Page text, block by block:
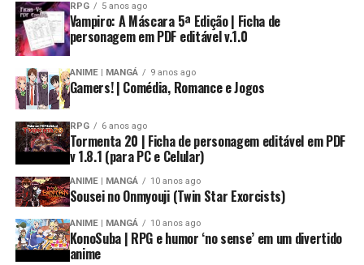
RPG 5 anos ago
Vampiro: A Máscara 5ª Edição | Ficha de
personagem em PDF editável v.1.0
ANIME | MANGÁ 9 anos ago
Gamers! | Comédia, Romance e Jogos
RPG 6 anos ago
Tormenta 20 | Ficha de personagem editável em PDF
v 1.8.1 (para PC e Celular)
ANIME | MANGÁ 10 anos ago
Sousei no Onmyouji (Twin Star Exorcists)
ANIME | MANGÁ 10 anos ago
KonoSuba | RPG e humor ‘no sense’ em um divertido
anime